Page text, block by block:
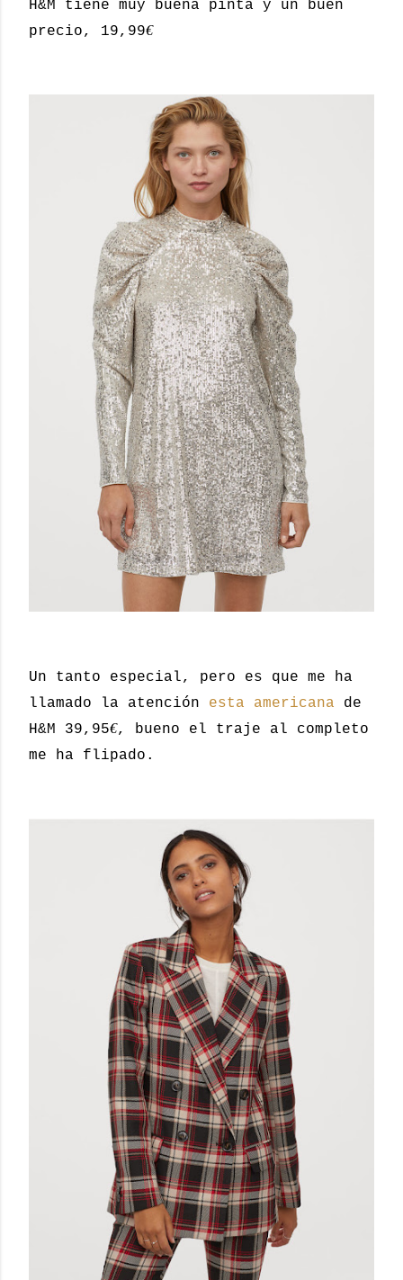
H&M tiene muy buena pinta y un buen
precio, 19,99€
Un tanto especial, pero es que me ha
llamado la atención esta americana de
H&M 39,95€, bueno el traje al completo
me ha flipado.